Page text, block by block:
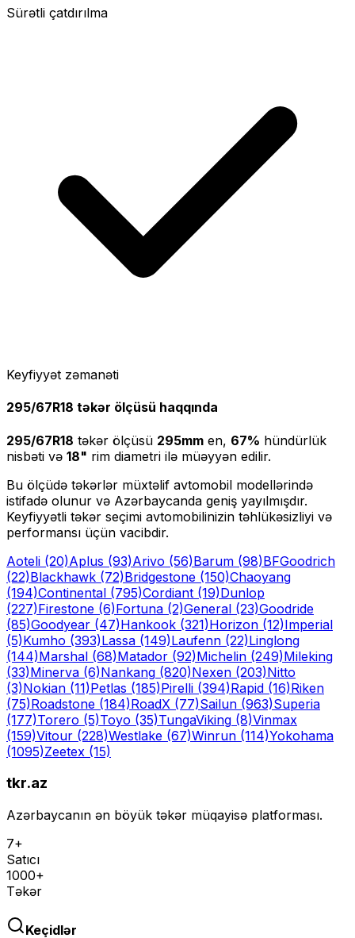
Sürətli çatdırılma
Keyfiyyət zəmanəti
295/67R18 təkər ölçüsü haqqında
295/67R18 təkər ölçüsü 295mm en, 67% hündürlük
nisbəti və 18" rim diametri ilə müəyyən edilir.
Bu ölçüdə təkərlər müxtəlif avtomobil modellərində
istifadə olunur və Azərbaycanda geniş yayılmışdır.
Keyfiyyətli təkər seçimi avtomobilinizin təhlükəsizliyi və
performansı üçün vacibdir.
Aoteli (20)Aplus (93)Arivo (56)Barum (98)BFGoodrich
(22)Blackhawk (72)Bridgestone (150)Chaoyang
(194)Continental (795)Cordiant (19)Dunlop
(227)Firestone (6)Fortuna (2)General (23)Goodride
(85)Goodyear (47)Hankook (321)Horizon (12)Imperial
(5)Kumho (393)Lassa (149)Laufenn (22)Linglong
(144)Marshal (68)Matador (92)Michelin (249)Mileking
(33)Minerva (6)Nankang (820)Nexen (203)Nitto
(3)Nokian (11)Petlas (185)Pirelli (394)Rapid (16)Riken
(75)Roadstone (184)RoadX (77)Sailun (963)Superia
(177)Torero (5)Toyo (35)TungaViking (8)Vinmax
(159)Vitour (228)Westlake (67)Winrun (114)Yokohama
(1095)Zeetex (15)
tkr.az
Azərbaycanın ən böyük təkər müqayisə platforması.
7+
Satıcı
1000+
Təkər
Keçidlər